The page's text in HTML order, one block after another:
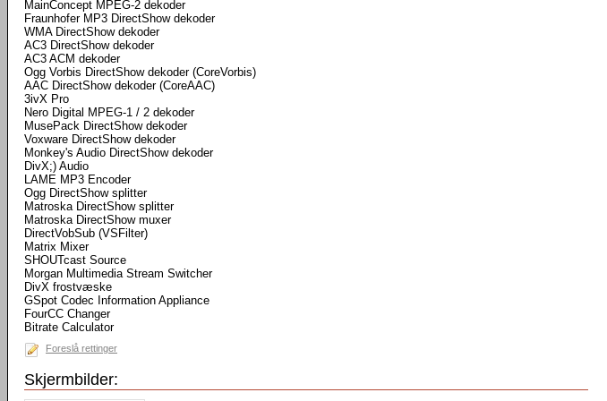
MainConcept MPEG-2 dekoder
Fraunhofer MP3 DirectShow dekoder
WMA DirectShow dekoder
AC3 DirectShow dekoder
AC3 ACM dekoder
Ogg Vorbis DirectShow dekoder (CoreVorbis)
AAC DirectShow dekoder (CoreAAC)
3ivX Pro
Nero Digital MPEG-1 / 2 dekoder
MusePack DirectShow dekoder
Voxware DirectShow dekoder
Monkey's Audio DirectShow dekoder
DivX;) Audio
LAME MP3 Encoder
Ogg DirectShow splitter
Matroska DirectShow splitter
Matroska DirectShow muxer
DirectVobSub (VSFilter)
Matrix Mixer
SHOUTcast Source
Morgan Multimedia Stream Switcher
DivX frostvæske
GSpot Codec Information Appliance
FourCC Changer
Bitrate Calculator
Foreslå rettinger
Skjermbilder: